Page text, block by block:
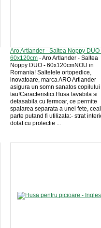
Aro Artlander - Saltea Noppy DUO
60x120cm - Aro Artlander - Saltea
Noppy DUO - 60x120cmNOU in
Romania! Saltelele ortopedice,
inovatoare, marca ARO Artlander
asigura un somn sanatos copilului
tau!Caracteristici:Husa lavabila si
detasabila cu fermoar, ce permite
spalarea separata a unei fete,
parte putand fi utilizata:- strat
dotat cu protectie ...